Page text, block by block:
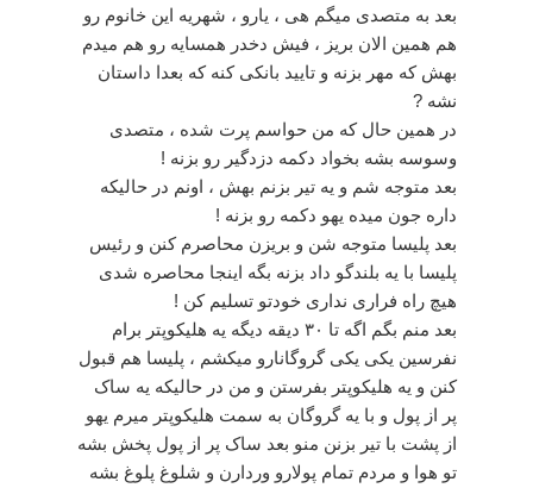
بعد به متصدی میگم هی ، یارو ، شهریه این خانوم رو
هم همین الان بریز ، فیش دخدر همسایه رو هم میدم
بهش که مهر بزنه و تایید بانکی کنه که بعدا داستان
نشه ?
در همین حال که من حواسم پرت شده ، متصدی
وسوسه بشه بخواد دکمه دزدگیر رو بزنه !
بعد متوجه شم و یه تیر بزنم بهش ، اونم در حالیکه
داره جون میده یهو دکمه رو بزنه !
بعد پلیسا متوجه شن و بریزن محاصرم کنن و رئیس
پلیسا با یه بلندگو داد بزنه بگه اینجا محاصره شدی
هیچ راه فراری نداری خودتو تسلیم کن !
بعد منم بگم اگه تا ۳۰ دیقه دیگه یه هلیکوپتر برام
نفرسین یکی یکی گروگانارو میکشم ، پلیسا هم قبول
کنن و یه هلیکوپتر بفرستن و من در حالیکه یه ساک
پر از پول و با یه گروگان به سمت هلیکوپتر میرم یهو
از پشت با تیر بزنن منو بعد ساک پر از پول پخش بشه
تو هوا و مردم تمام پولارو وردارن و شلوغ پلوغ بشه